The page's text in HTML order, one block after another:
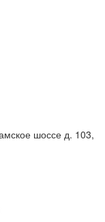
шоссе д. 103,